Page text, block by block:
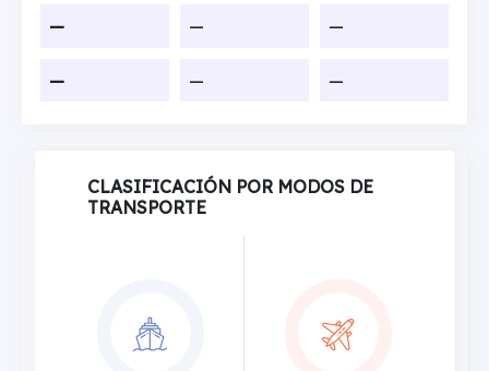
— — —
— — —
CLASIFICACIÓN POR MODOS DE
TRANSPORTE